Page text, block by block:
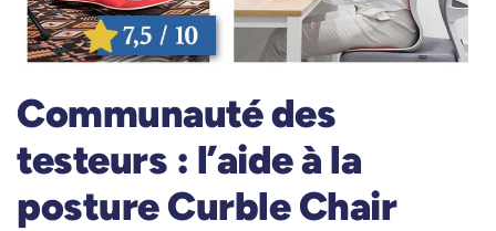
Communauté des
testeurs : l’aide à la
posture Curble Chair